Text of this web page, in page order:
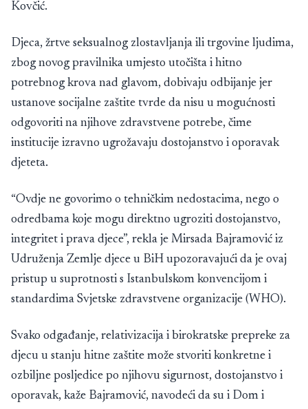
Kovčić.
Djeca, žrtve seksualnog zlostavljanja ili trgovine ljudima,
zbog novog pravilnika umjesto utočišta i hitno
potrebnog krova nad glavom, dobivaju odbijanje jer
ustanove socijalne zaštite tvrde da nisu u mogućnosti
odgovoriti na njihove zdravstvene potrebe, čime
institucije izravno ugrožavaju dostojanstvo i oporavak
djeteta.
“Ovdje ne govorimo o tehničkim nedostacima, nego o
odredbama koje mogu direktno ugroziti dostojanstvo,
integritet i prava djece”, rekla je Mirsada Bajramović iz
Udruženja Zemlje djece u BiH upozoravajući da je ovaj
pristup u suprotnosti s Istanbulskom konvencijom i
standardima Svjetske zdravstvene organizacije (WHO).
Svako odgađanje, relativizacija i birokratske prepreke za
djecu u stanju hitne zaštite može stvoriti konkretne i
ozbiljne posljedice po njihovu sigurnost, dostojanstvo i
oporavak, kaže Bajramović, navodeći da su i Dom i